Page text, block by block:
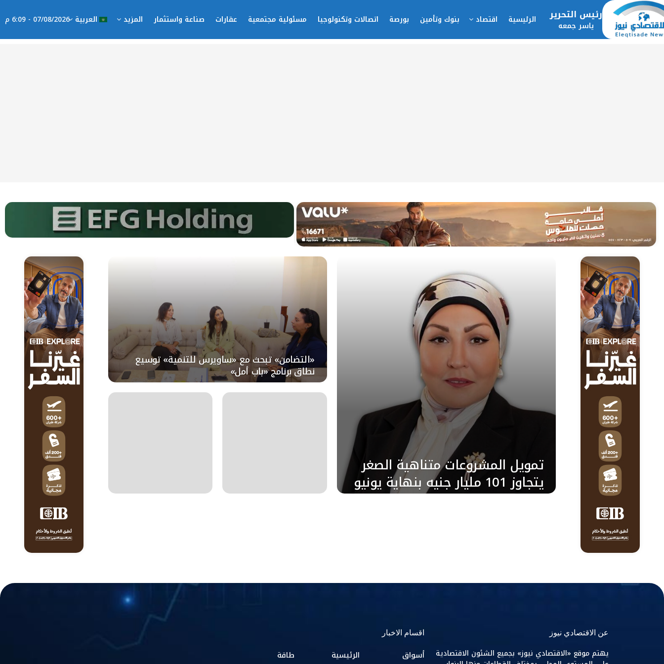
رئيس التحرير
ياسر جمعه الرئيسية اقتصاد بنوك وتأمين بورصة اتصالات وتكنولوجيا مسئولية مجتمعية عقارات صناعة واستثمار المزيد العربية 07/08/2026 - 6:09 م
تمويل المشروعات متناهية الصغر
يتجاوز 101 مليار جنيه بنهاية يونيو
2025
«التضامن» تبحث مع «ساويرس للتنمية» توسيع
نطاق برنامج «باب أمل»
عن الاقتصادي نيوز
يهتم موقع «الاقتصادي نيوز» بجميع الشئون الاقتصادية
اقسام الاخبار
أسواق الرئيسية طاقة